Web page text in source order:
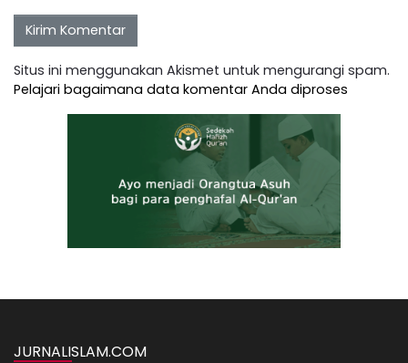
Situs ini menggunakan Akismet untuk mengurangi spam.
Pelajari bagaimana data komentar Anda diproses
JURNALISLAM.COM